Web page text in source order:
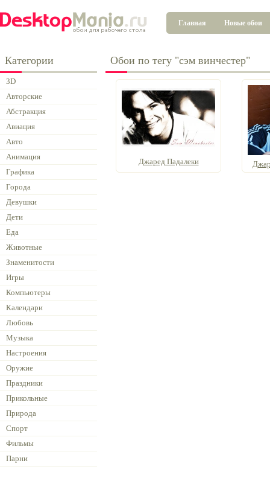
Главная Новые обои
Категории
3D
Авторские
Абстракция
Авиация
Авто
Анимация
Графика
Города
Девушки
Дети
Еда
Животные
Знаменитости
Игры
Компьютеры
Календари
Любовь
Музыка
Настроения
Оружие
Праздники
Прикольные
Природа
Спорт
Фильмы
Парни
Обои по тегу "сэм винчестер"
Джаред Падалеки